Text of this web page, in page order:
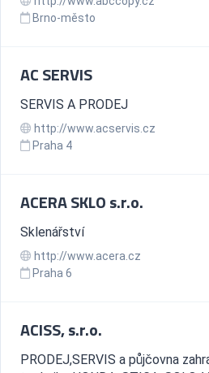
Brno-město
AC SERVIS
SERVIS A PRODEJ
http://www.acservis.cz
Praha 4
ACERA SKLO s.r.o.
Sklenářství
http://www.acera.cz
Praha 6
ACISS, s.r.o.
PRODEJ,SERVIS a půjčovna